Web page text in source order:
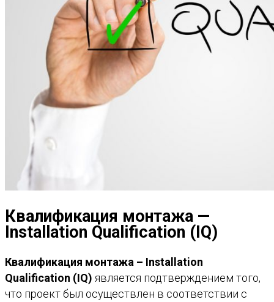
Квалификация монтажа —
Installation Qualification (IQ)
Квалификация монтажа – Installation
Qualification (IQ) является подтверждением того,
что проект был осуществлен в соответствии с